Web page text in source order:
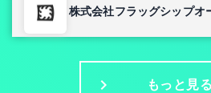
株式会社フラッグシップオ
もっと見る